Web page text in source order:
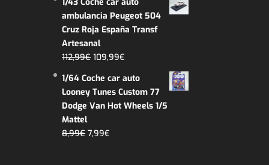
original
era:
24,99€.
actual
es:
19,99€.
ambulancia Peugeot 504
Cruz Roja España Transf
Artesanal
112,99€ El
original
era:
112,99€.
109,99€
actual
es:
109,99€.
1/64 Coche car auto
Looney Tunes Custom 77
Dodge Van Hot Wheels 1/5
Mattel
8,99€ El
7,99€